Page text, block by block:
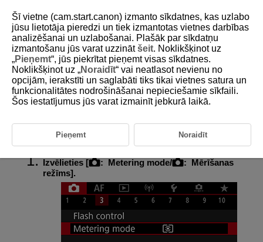
D185-070
Mērīšanas režīms
Objekta gaišuma mērīšanai ir paredzētas četras metodes (mērīšanas
, kurā tiek izmantota centrēti svērtā vidējā mērīšana).
Izvēlieties [ : Metering mode/ : Mērīšanas
režīms].
Šī vietne (cam.start.canon) izmanto sīkdatnes, kas uzlabo
jūsu lietotāja pieredzi un tiek izmantotas vietnes darbības
analizēšanai un uzlabošanai. Plašāk par sīkdatņu
izmantošanu jūs varat uzzinātšeit. Noklikšķinot uz
„Pieņemt“, jūs piekrītat pieņemt visas sīkdatnes.
Noklikšķinot uz „Noraidīt“ vai neatlasot nevienu no
opcijām, ierakstīti un saglabāti tiks tikai vietnes satura un
funkcionalitātes nodrošināšanai nepieciešamie sīkfaili.
Šos iestatījumus jūs varat izmainīt jebkurā laikā.
Pieņemt Noraidīt